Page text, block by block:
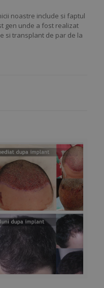
noastre include si faptul
gen unde a fost realizat
si transplant de par de la